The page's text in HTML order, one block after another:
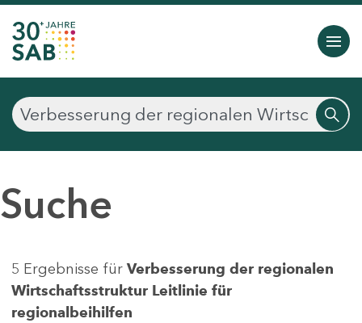
Suche
5 Ergebnisse für Verbesserung der regionalen
Wirtschaftsstruktur Leitlinie für
regionalbeihilfen